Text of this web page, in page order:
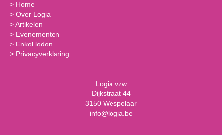
> Home
> Over Logia
>Artikelen
> Evenementen
> Enkel leden
> Privacyverklaring
Logia vzw
Dijkstraat 44
3150 Wespelaar
info@logia.be